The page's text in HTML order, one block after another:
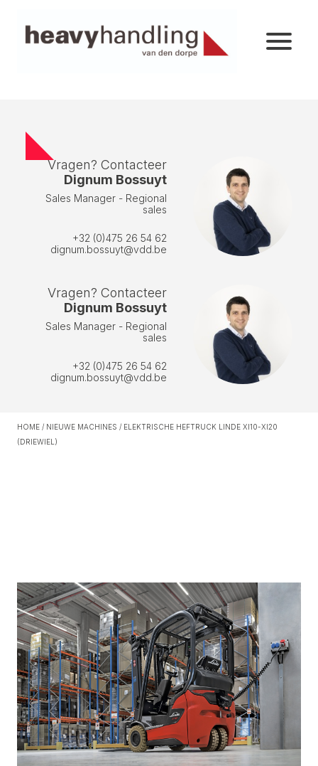
Vragen? Contacteer
Dignum Bossuyt
Sales Manager - Regional
sales
+32 (0)475 26 54 62
dignum.bossuyt@vdd.be
Vragen? Contacteer
Dignum Bossuyt
Sales Manager - Regional
sales
+32 (0)475 26 54 62
dignum.bossuyt@vdd.be
HOME / NIEUWE MACHINES / ELEKTRISCHE HEFTRUCK LINDE XI10-XI20
(DRIEWIEL)